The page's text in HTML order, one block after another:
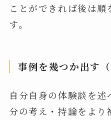
ことができれば後は
す。
事例を幾つか出す（
自分自身の体験談を
分の考え・持論をよ